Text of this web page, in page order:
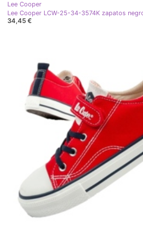
Lee Cooper
Lee Cooper LCW-25-34-3574K zapatos
34,45 €